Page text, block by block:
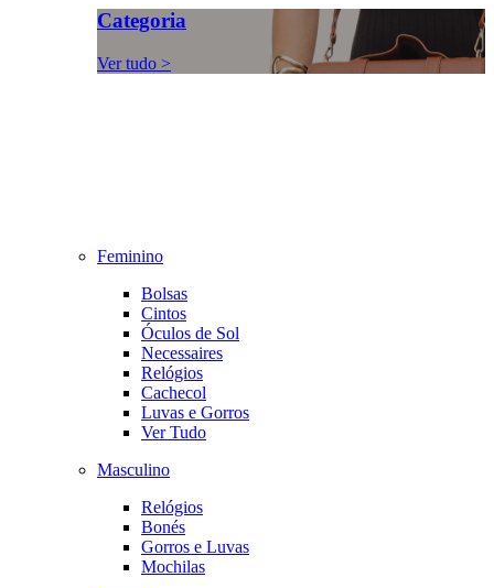
Categoria
Ver tudo >
Feminino
Bolsas
Cintos
Óculos de Sol
Necessaires
Relógios
Cachecol
Luvas e Gorros
Ver Tudo
Masculino
Relógios
Bonés
Gorros e Luvas
Mochilas